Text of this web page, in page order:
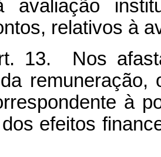
avaliação
relativos à
à
efeitos